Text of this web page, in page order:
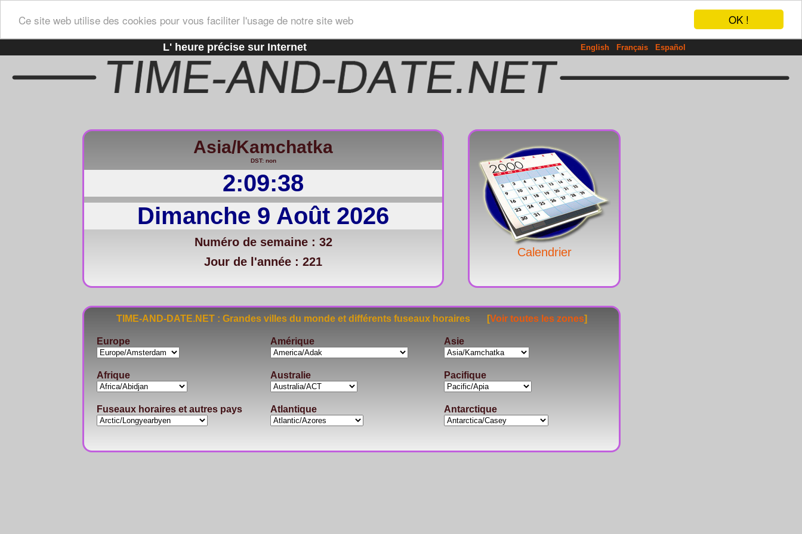
OK !
Ce site web utilise des cookies pour vous faciliter l'usage de notre site web
L' heure précise sur Internet English Français Español
Asia/Kamchatka
DST: non
2:09:38
Dimanche 9 Août 2026
Numéro de semaine : 32
Jour de l'année : 221
Calendrier
TIME-AND-DATE.NET : Grandes villes du monde et différents fuseaux horaires [Voir toutes les zones]
Europe Amérique Asie
Afrique Australie Pacifique
Fuseaux horaires et autres pays Atlantique Antarctique